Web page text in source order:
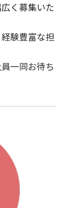
く募集いた
験豊富な担
一同お待ち